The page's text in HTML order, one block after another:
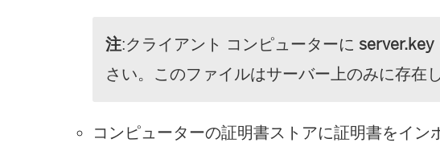
注:クライアント コンピューターに server.key
さい。このファイルはサーバー上のみに存在し
コンピューターの証明書ストアに証明書をイン